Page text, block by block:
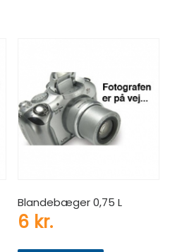
Blandebæger 0,75 L
6 kr.